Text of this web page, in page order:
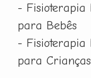
- Fisioterapia
para Bebês
- Fisioterapia
para Crianças